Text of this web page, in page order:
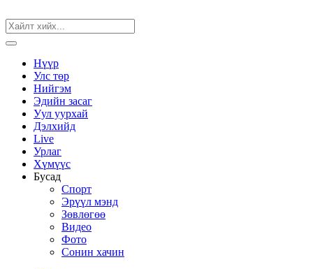
Нүүр
Улс төр
Нийгэм
Эдийн засаг
Уул уурхай
Дэлхийд
Live
Урлаг
Хүмүүс
Бусад
Спорт
Эрүүл мэнд
Зөвлөгөө
Видео
Фото
Сонин хачин